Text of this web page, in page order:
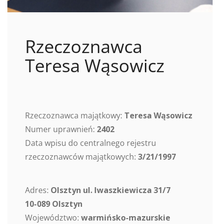
Rzeczoznawca
Teresa Wąsowicz
Rzeczoznawca majątkowy: Teresa Wąsowicz
Numer uprawnień: 2402
Data wpisu do centralnego rejestru
rzeczoznawców majątkowych: 3/21/1997
Adres: Olsztyn ul. Iwaszkiewicza 31/7
10-089 Olsztyn
Województwo: warmińsko-mazurskie